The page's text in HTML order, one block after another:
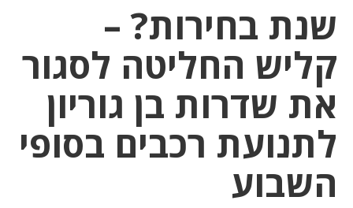
שנת בחירות? –
קליש החליטה לסגור
את שדרות בן גוריון
לתנועת רכבים בסופי
השבוע